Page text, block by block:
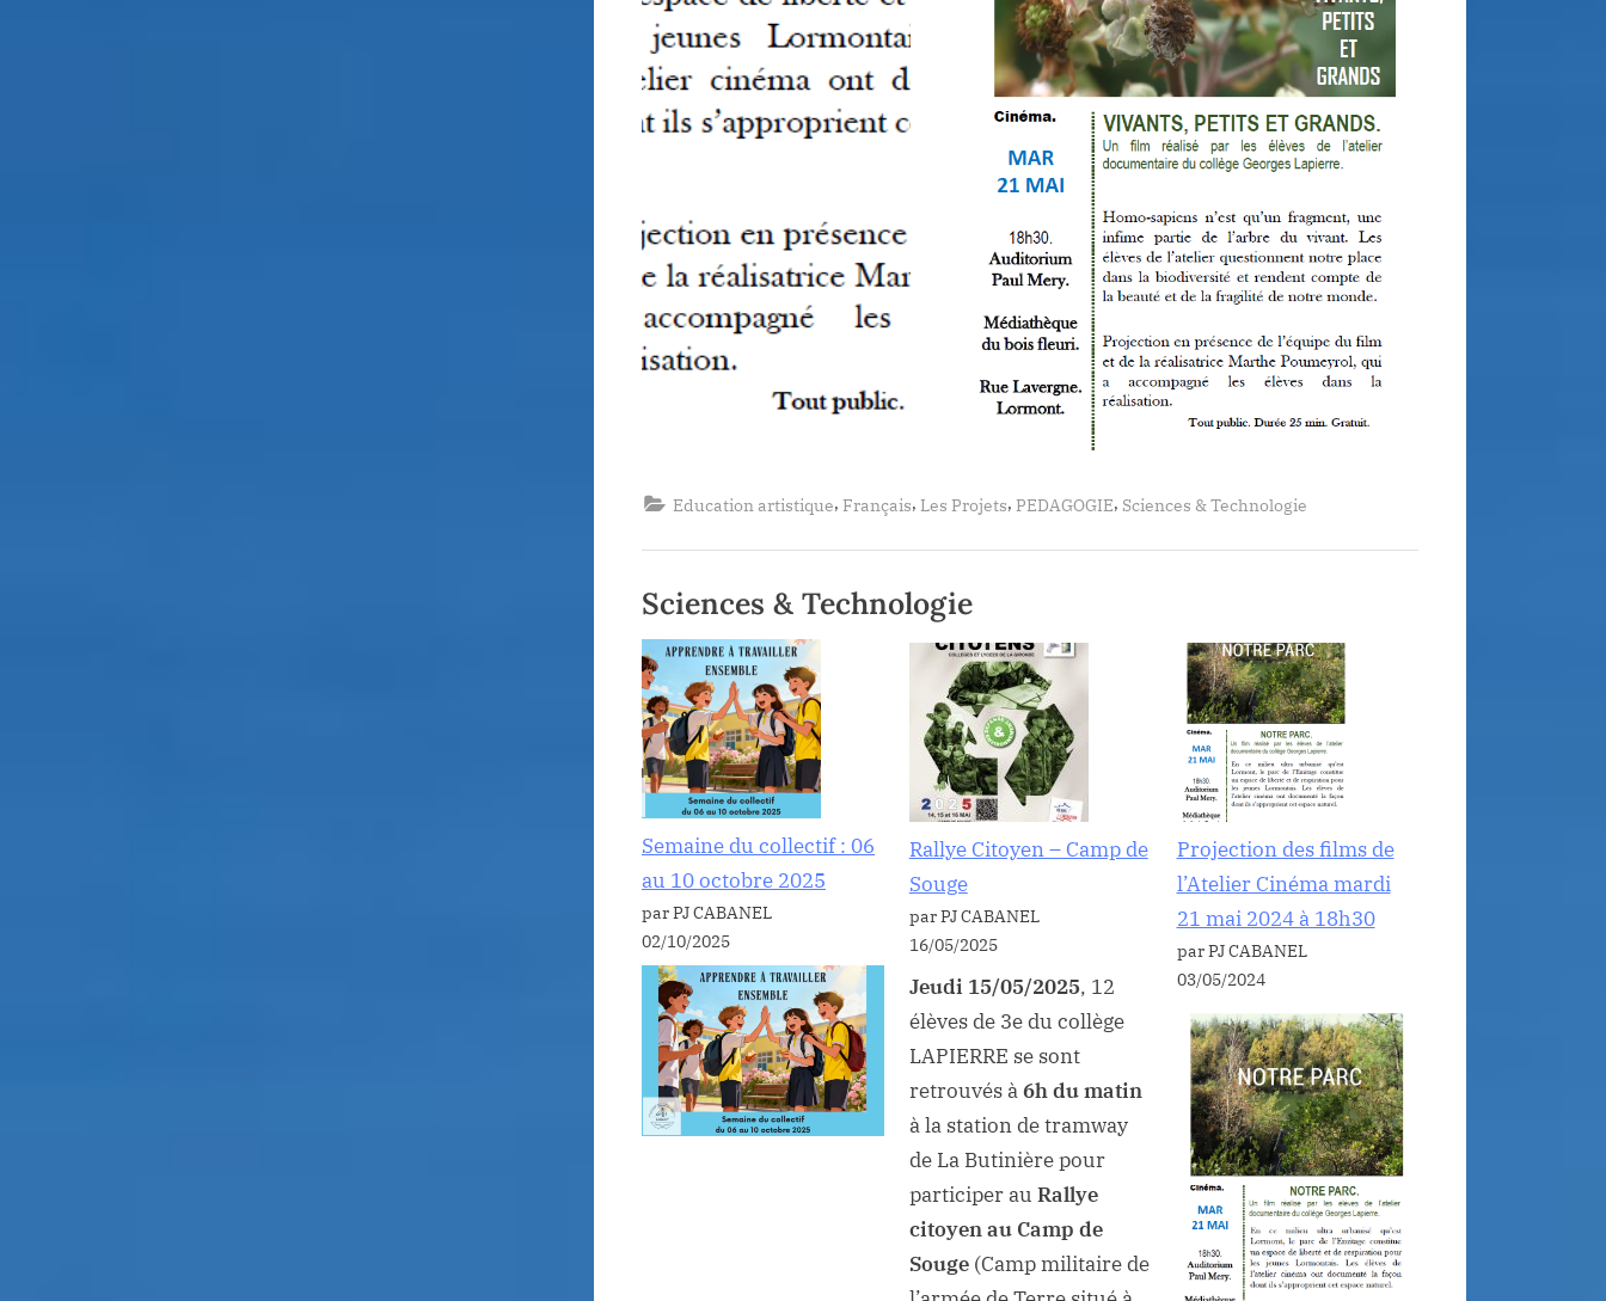
Education artistique, Français, Les Projets, PEDAGOGIE, Sciences & Technologie
Sciences & Technologie
Semaine du collectif : 06
au 10 octobre 2025
par PJ CABANEL
02/10/2025
Rallye Citoyen – Camp de
Souge
par PJ CABANEL
16/05/2025
Jeudi 15/05/2025, 12
élèves de 3e du collège
LAPIERRE se sont
retrouvés à6h du matin
à la station de tramway
de La Butinière pour
participer au Rallye
citoyen au Camp de
Souge(Camp militaire de
Projection des films de
l’Atelier Cinéma mardi
21 mai 2024 à 18h30
par PJ CABANEL
03/05/2024